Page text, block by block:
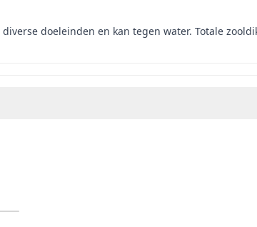
doeleinden en kan tegen water. Totale